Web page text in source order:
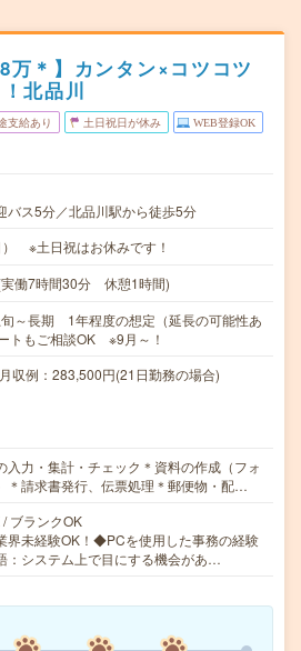
万＊】カンタン×コツコツ
北品川
支給あり 土日祝日が休み WEB登録OK
バス5分／北品川駅から徒歩5分
） ※土日祝はお休みです！
働7時間30分 休憩1時間)
～長期 1年程度の想定（延長の可能性あ
トもご相談OK ※9月～！
例：283,500円(21日勤務の場合)
入力・集計・チェック＊資料の作成（フォ
＊請求書発行、伝票処理＊郵便物・配…
ブランクOK
界未経験OK！◆PCを使用した事務の経験
：システム上で目にする機会があ…